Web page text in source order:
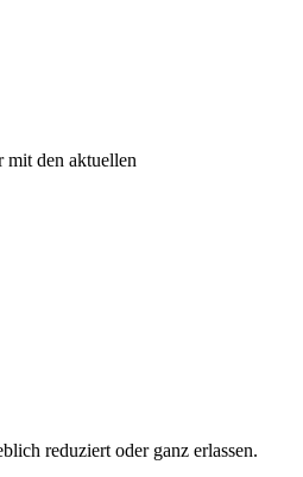
mit den aktuellen
reduziert oder ganz erlassen.